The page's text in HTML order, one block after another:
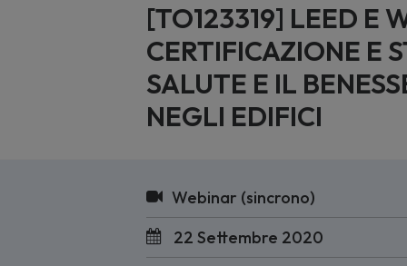
[TO123319] LEED E
CERTIFICAZIONE E
SALUTE E IL
NEGLI EDIFICI
Webinar (sincrono)
22 Settembre 2020